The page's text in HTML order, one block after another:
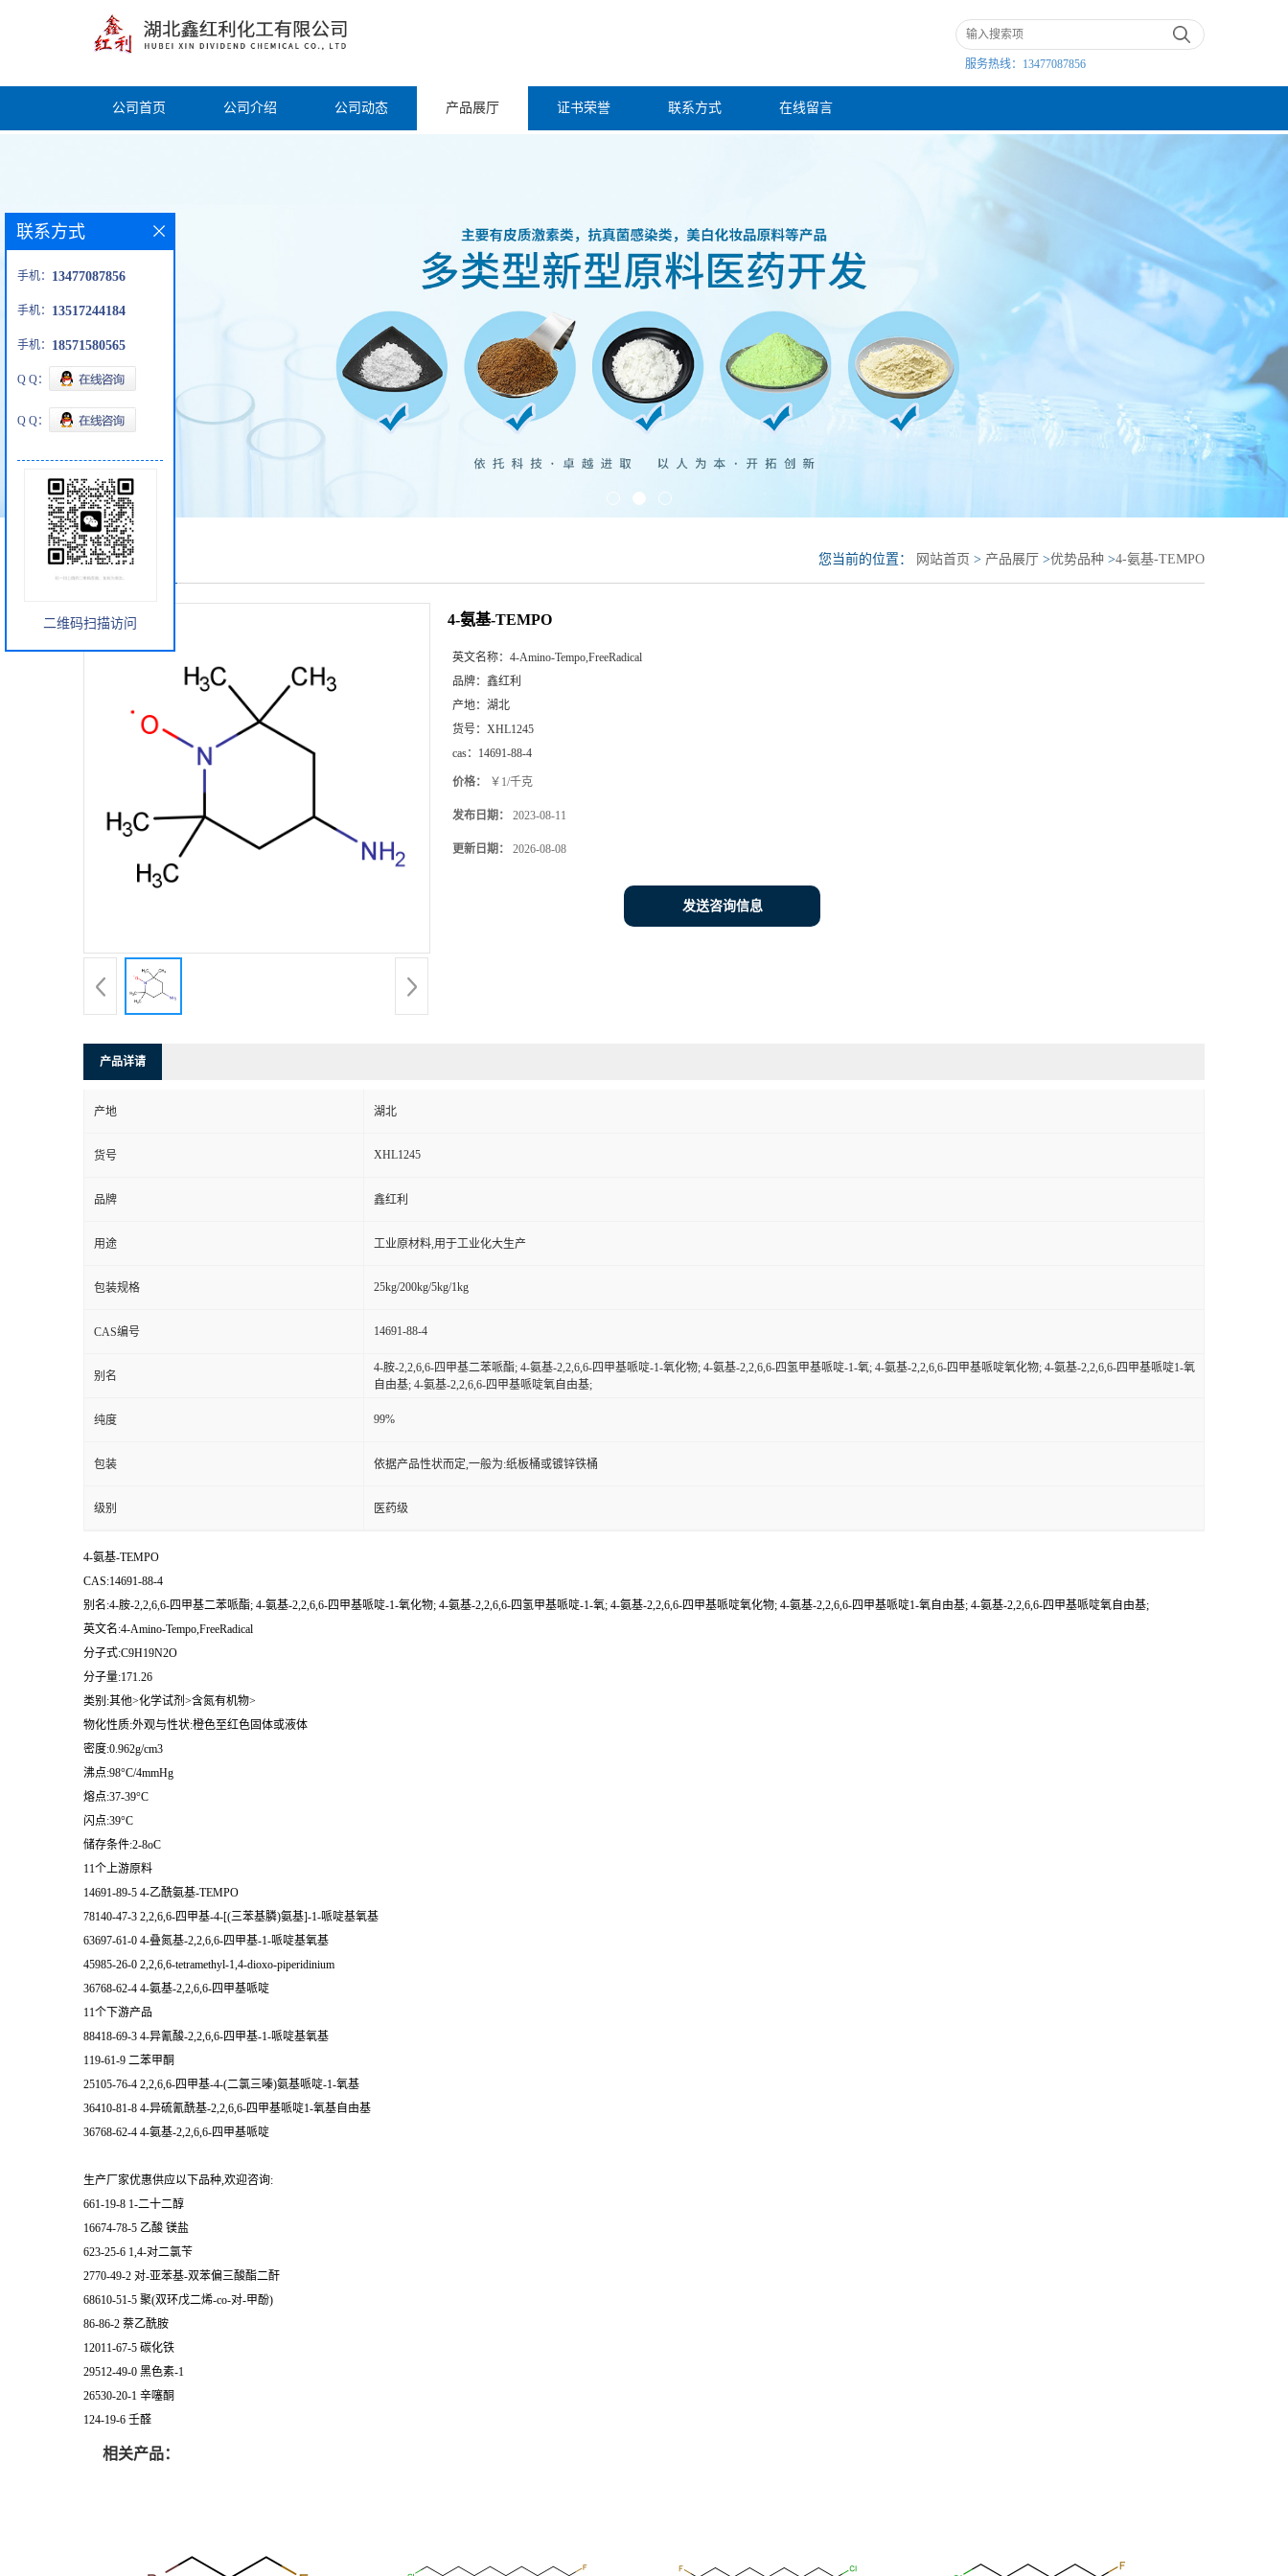
服务热线： 13477087856
公司首页 公司介绍 公司动态 产品展厅 证书荣誉 联系方式 在线留言
产品展厅 您当前的位置： 网站首页 > 产品展厅 >优势品种 >4-氨基-TEMPO
4-氨基-TEMPO
英文名称： 4-Amino-Tempo,FreeRadical
品牌： 鑫红利
产地： 湖北
货号： XHL1245
cas： 14691-88-4
价格： ￥1/千克
发布日期： 2023-08-11
更新日期： 2026-08-08
发送咨询信息
产品详请
产地 湖北
货号 XHL1245
品牌 鑫红利
用途 工业原材料,用于工业化大生产
包装规格 25kg/200kg/5kg/1kg
CAS编号 14691-88-4
别名
4-胺-2,2,6,6-四甲基二苯哌酯; 4-氨基-2,2,6,6-四甲基哌啶-1-氧化物; 4-氨基-2,2,6,6-四氢甲基哌啶-1-氧; 4-氨基-2,2,6,6-四甲基哌啶氧化物; 4-氨基-2,2,6,6-四甲基哌啶1-氧
自由基; 4-氨基-2,2,6,6-四甲基哌啶氧自由基;
纯度 99%
包装 依据产品性状而定,一般为:纸板桶或镀锌铁桶
级别 医药级
4-氨基-TEMPO
CAS:14691-88-4
别名:4-胺-2,2,6,6-四甲基二苯哌酯; 4-氨基-2,2,6,6-四甲基哌啶-1-氧化物; 4-氨基-2,2,6,6-四氢甲基哌啶-1-氧; 4-氨基-2,2,6,6-四甲基哌啶氧化物; 4-氨基-2,2,6,6-四甲基哌啶1-氧自由基; 4-氨基-2,2,6,6-四甲基哌啶氧自由基;
英文名:4-Amino-Tempo,FreeRadical
分子式:C9H19N2O
分子量:171.26
类别:其他>化学试剂>含氮有机物>
物化性质:外观与性状:橙色至红色固体或液体
密度:0.962g/cm3
沸点:98°C/4mmHg
熔点:37-39°C
闪点:39°C
储存条件:2-8oC
11个上游原料
14691-89-5 4-乙酰氨基-TEMPO
78140-47-3 2,2,6,6-四甲基-4-[(三苯基膦)氨基]-1-哌啶基氧基
63697-61-0 4-叠氮基-2,2,6,6-四甲基-1-哌啶基氧基
45985-26-0 2,2,6,6-tetramethyl-1,4-dioxo-piperidinium
36768-62-4 4-氨基-2,2,6,6-四甲基哌啶
11个下游产品
88418-69-3 4-异氰酸-2,2,6,6-四甲基-1-哌啶基氧基
119-61-9 二苯甲酮
25105-76-4 2,2,6,6-四甲基-4-(二氯三嗪)氨基哌啶-1-氧基
36410-81-8 4-异硫氰酰基-2,2,6,6-四甲基哌啶1-氧基自由基
36768-62-4 4-氨基-2,2,6,6-四甲基哌啶
生产厂家优惠供应以下品种,欢迎咨询:
661-19-8 1-二十二醇
16674-78-5 乙酸 镁盐
623-25-6 1,4-对二氯苄
2770-49-2 对-亚苯基-双苯偏三酸酯二酐
68610-51-5 聚(双环戊二烯-co-对-甲酚)
86-86-2 萘乙酰胺
12011-67-5 碳化铁
29512-49-0 黑色素-1
26530-20-1 辛噻酮
124-19-6 壬醛
相关产品：
联系方式
手机： 13477087856
手机： 13517244184
手机： 18571580565
Q Q：
Q Q：
二维码扫描访问